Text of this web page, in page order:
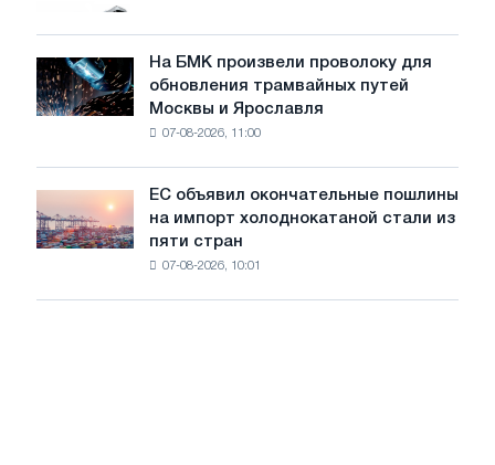
достижения
целей
обезуглероживания
грузовиков
в
июле
На
БМК
произвели
трамвайных
путей
Москвы
Ярославля
На БМК произвели проволоку для
обновления трамвайных путей
Москвы и Ярославля
07-08-2026, 11:00
объявил
окончательные
ЕС объявил окончательные пошлины
на импорт холоднокатаной стали из
пяти стран
07-08-2026, 10:01